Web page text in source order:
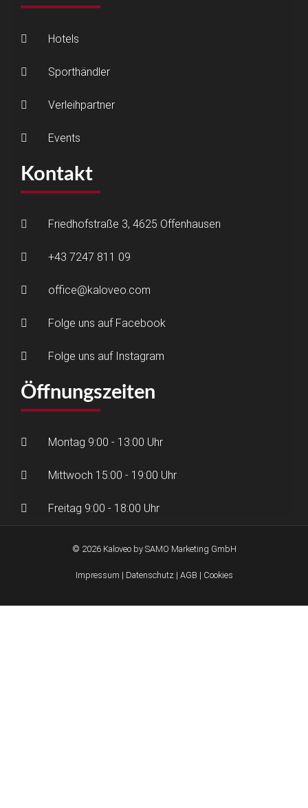
Hotels
Sporthändler
Verleihpartner
Events
Kontakt
Friedhofstraße 3, 4625 Offenhausen
+43 7247 811 09
office@kaloveo.com
Folge uns auf Facebook
Folge uns auf Instagram
Öffnungszeiten
Montag 9:00 - 13:00 Uhr
Mittwoch 15:00 - 19:00 Uhr
Freitag 9:00 - 18:00 Uhr
© 2026 Kaloveo by SAMO Marketing GmbH
Impressum | Datenschutz| AGB | Cookies